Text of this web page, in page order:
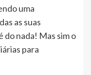
uma
as suas
do nada! Mas sim o
para